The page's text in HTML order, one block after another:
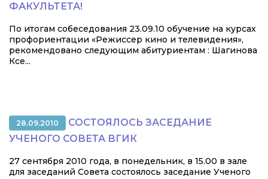
ФАКУЛЬТЕТА!
По итогам собеседования 23.09.10 обучение на курсах
профориентации «Режиссер кино и телевидения»,
рекомендовано следующим абитуриентам : Шагинова
Ксе...
28.09.2010
СОСТОЯЛОСЬ ЗАСЕДАНИЕ
УЧЕНОГО СОВЕТА ВГИК
27 сентября 2010 года, в понедельник, в 15.00 в зале
для заседаний Совета состоялось заседание Ученого